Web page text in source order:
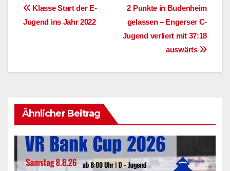
Beitragsnavigation
2 Punkte in Budenheim
gelassen – Engerser C-
Jugend verliert mit 37:18
auswärts
Klasse Start der E-
Jugend ins Jahr 2022
Ähnlicher Beitrag